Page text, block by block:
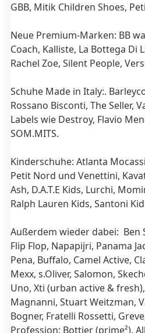
GBB, Mitik Children Shoes,
Neue Premium-Marken: BB
Coach, Kalliste, La Bottega Di
Rachel Zoe, Silent People,
Schuhe Made in Italy:.
Rossano Bisconti, The Seller,
Labels wie Destroy, Flavio
SOM.MITS.
Kinderschuhe: Atlanta
Petit Nord und Venettini,
Ash, D.A.T.E Kids, Lurchi,
Ralph Lauren Kids, Santoni
Außerdem wieder dabei: Ben
Flip Flop, Napapijri, Panama
Pena, Buffalo, Camel Active,
Mexx, s.Oliver, Salomon,
Uno, Xti (urban active &
Magnanni, Stuart Weitzman,
Bogner, Fratelli Rossetti,
Profession: Bottier (prime²),